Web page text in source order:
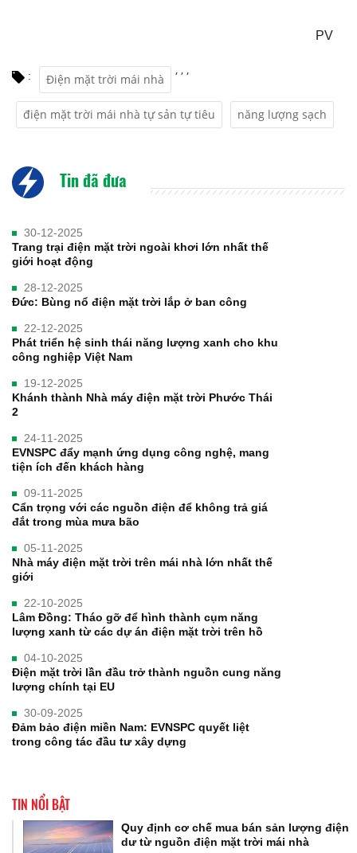
PV
: Điện mặt trời mái nhà
,
điện mặt trời mái nhà tự sản tự tiêu
,
năng lượng sạch
,
Tin đã đưa
30-12-2025
Trang trại điện mặt trời ngoài khơi lớn nhất thế
giới hoạt động
28-12-2025
Đức: Bùng nổ điện mặt trời lắp ở ban công
22-12-2025
Phát triển hệ sinh thái năng lượng xanh cho khu
công nghiệp Việt Nam
19-12-2025
Khánh thành Nhà máy điện mặt trời Phước Thái
2
24-11-2025
EVNSPC đẩy mạnh ứng dụng công nghệ, mang
tiện ích đến khách hàng
09-11-2025
Cẩn trọng với các nguồn điện để không trả giá
đắt trong mùa mưa bão
05-11-2025
Nhà máy điện mặt trời trên mái nhà lớn nhất thế
giới
22-10-2025
Lâm Đồng: Tháo gỡ để hình thành cụm năng
lượng xanh từ các dự án điện mặt trời trên hồ
04-10-2025
Điện mặt trời lần đầu trở thành nguồn cung năng
lượng chính tại EU
30-09-2025
Đảm bảo điện miền Nam: EVNSPC quyết liệt
trong công tác đầu tư xây dựng
TIN NỔI BẬT
Quy định cơ chế mua bán sản lượng điện
dư từ nguồn điện mặt trời mái nhà